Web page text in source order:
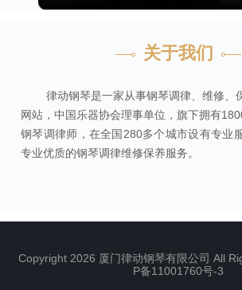
关于我们
律动钢琴是一家从事钢琴调律、维修、
网站，中国乐器协会理事单位，旗下拥有
钢琴调律师，在全国280多个城市设有专业
专业优质的钢琴调律维修保养服务。
Copyright 2026 厦门律动钢琴有限公司 All
P备11001760号-3